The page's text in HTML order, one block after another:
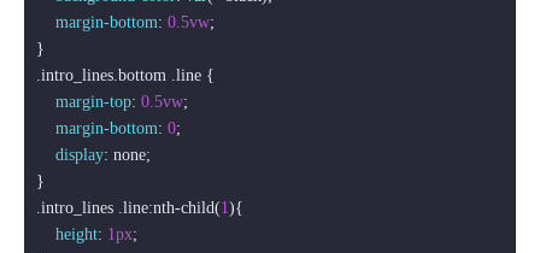
margin-bottom: 0.5vw;
.intro_lines.bottom .line {
margin-top: 0.5vw;
margin-bottom: 0;
display: none;
.intro_lines .line:nth-child(1){
height: 1px;